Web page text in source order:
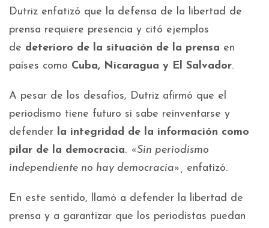
Dutriz enfatizó que la defensa de la libertad de
prensa requiere presencia y citó ejemplos
de deterioro de la situación de la prensa en
países como Cuba, Nicaragua y El Salvador.
A pesar de los desafíos, Dutriz afirmó que el
periodismo tiene futuro si sabe reinventarse y
defender la integridad de la información como
pilar de la democracia. «Sin periodismo
independiente no hay democracia»,
enfatizó.
En este sentido, llamó a defender la libertad de
prensa y a garantizar que los periodistas puedan